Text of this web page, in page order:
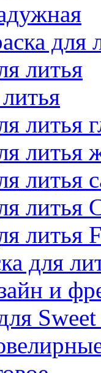
для
литья
литья
литья
литья
литья
литья
для
и